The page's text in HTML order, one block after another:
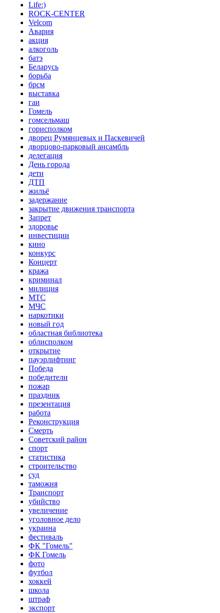
Life:)
ROCK-CENTER
Velcom
Авария
акция
алкоголь
батэ
Беларусь
борьба
брсм
выставка
гаи
Гомель
гомсельмаш
горисполком
дворец Румянцевых и Паскевичей
дворцово-парковый ансамбль
делегация
День города
дети
ДТП
жильё
задержание
закрытие движения транспорта
Запрет
здоровье
инвестиции
кино
конкурс
Концерт
кража
криминал
милиция
МТС
МЧС
наркотики
новый год
областная библиотека
облисполком
открытие
пауэрлифтинг
Победа
победители
пожар
праздник
презентация
работа
Реконструкция
Смерть
Советский район
спорт
статистика
строительство
суд
таможня
Транспорт
убийство
увеличение
уголовное дело
украина
фестиваль
ФК "Гомель"
ФК Гомель
фото
футбол
хоккей
школа
штраф
экспорт